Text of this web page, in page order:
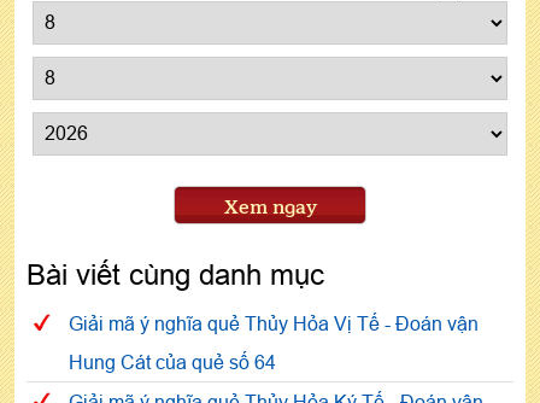
Xem ngay
Bài viết cùng danh mục
Giải mã ý nghĩa quẻ Thủy Hỏa Vị Tế - Đoán vận
Hung Cát của quẻ số 64